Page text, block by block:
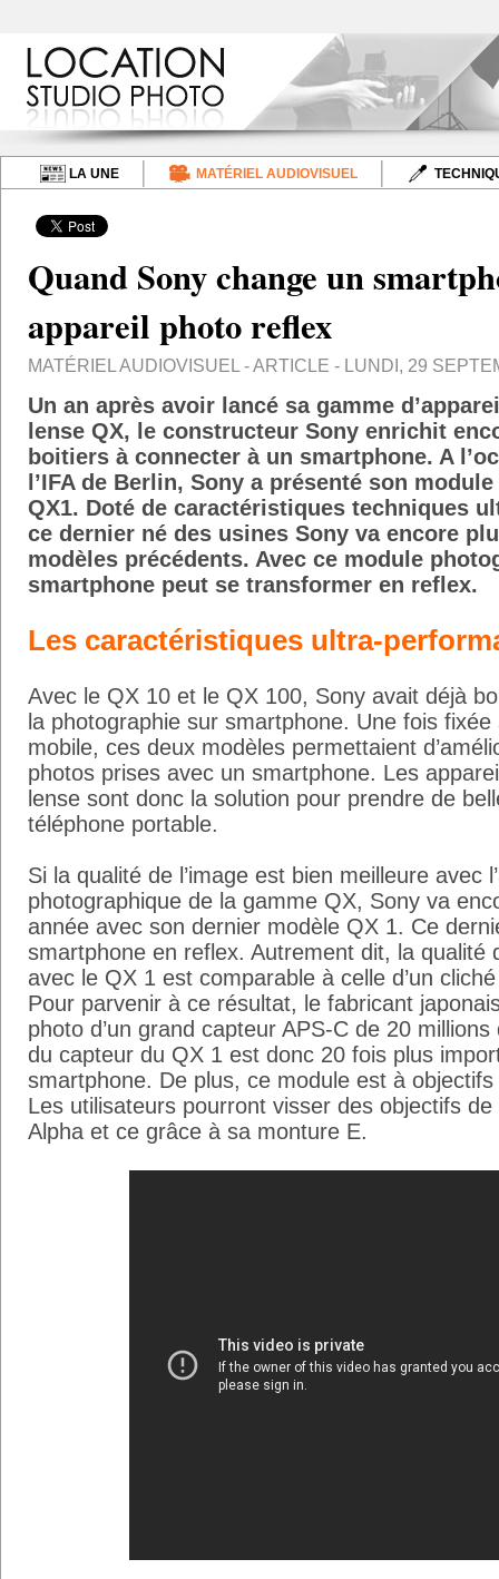
LA UNE MATÉRIEL AUDIOVISUEL
Quand Sony change un
appareil photo reflex
MATÉRIEL AUDIOVISUEL - ARTICLE - LUNDI, 29
Un an après avoir lancé sa gamme
lense QX, le constructeur Sony enrichit
boitiers à connecter à un smartphone. A
l’IFA de Berlin, Sony a présenté son
QX1. Doté de caractéristiques techniques
ce dernier né des usines Sony va encore
modèles précédents. Avec ce module
smartphone peut se transformer en reflex.
Les caractéristiques ultra-
Avec le QX 10 et le QX 100, Sony avait déjà
la photographie sur smartphone. Une fois
mobile, ces deux modèles permettaient
photos prises avec un smartphone. Les
lense sont donc la solution pour prendre de
téléphone portable.
Si la qualité de l’image est bien meilleure avec
photographique de la gamme QX, Sony va
année avec son dernier modèle QX 1. Ce
smartphone en reflex. Autrement dit, la qualité
avec le QX 1 est comparable à celle d’un
Pour parvenir à ce résultat, le fabricant
photo d’un grand capteur APS-C de 20
du capteur du QX 1 est donc 20 fois plus
smartphone. De plus, ce module est à
Les utilisateurs pourront visser des objectifs
Alpha et ce grâce à sa monture E.